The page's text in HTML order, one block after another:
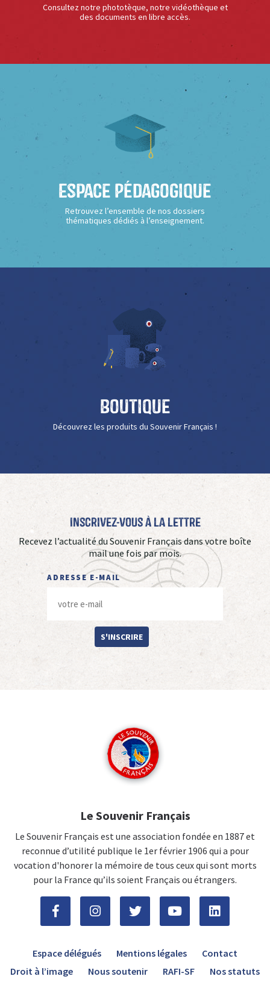
Consultez notre phototèque, notre vidéothèque et
des documents en libre accès.
Espace Pédagogique
Retrouvez l’ensemble de nos dossiers
thématiques dédiés à l’enseignement.
Boutique
Découvrez les produits du Souvenir Français !
Inscrivez-vous à La Lettre
Recevez l’actualité du Souvenir Français dans votre boîte
mail une fois par mois.
ADRESSE E-MAIL
S'INSCRIRE
Le Souvenir Français
Le Souvenir Français est une association fondée en 1887 et
reconnue d’utilité publique le 1er février 1906 qui a pour
vocation d'honorer la mémoire de tous ceux qui sont morts
pour la France qu’ils soient Français ou étrangers.
Espace délégués Mentions légales
Contact
Droit à l’image
Nous soutenir RAFI-SF Nos statuts